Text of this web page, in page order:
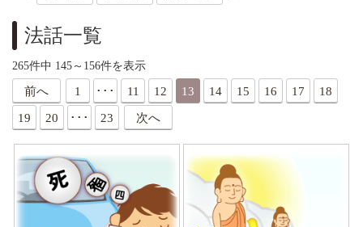
海外の寺院
寺院紹介
天台宗リンク集
全国の行事
行事報告
出版刊行物
天台ブックレット
天台ジャーナル
年中行事リーフレット(しおり)
法話一覧
265件中 145～156件を表示
前へ 1 ･･･ 11 12 13 14 15 16 17 18
19 20 ･･･ 23 次へ